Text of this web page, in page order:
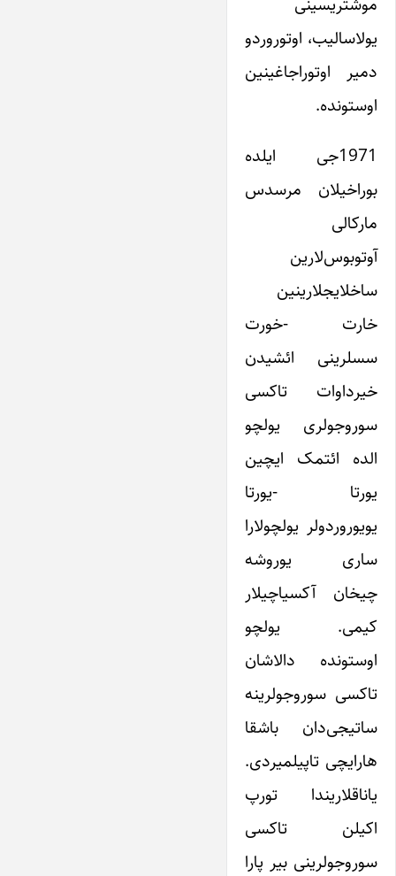
یولاسالیب، اوتوروردو
دمیر اوتوراجاغینین
اوستونده.
1971جی ایلده
بوراخیلان مرسدس
مارکالی
آوتوبوس‌لارین
ساخلایجلارینین
خارت -خورت
سسلرینی ائشیدن
خیرداوات تاکسی
سوروجولری یولچو
الده ائتمک ایچین
یورتا -یورتا
یویوروردولر یولچولارا
ساری یوروشه
چیخان آکسیاچیلار
کیمی. یولچو
اوستونده دالاشان
تاکسی سوروجولرینه
ساتیجی‌دان باشقا
هارایچی تاپیلمیردی.
یاناقلاریندا تورپ
اکیلن تاکسی
سوروجولرینی بیر پارا